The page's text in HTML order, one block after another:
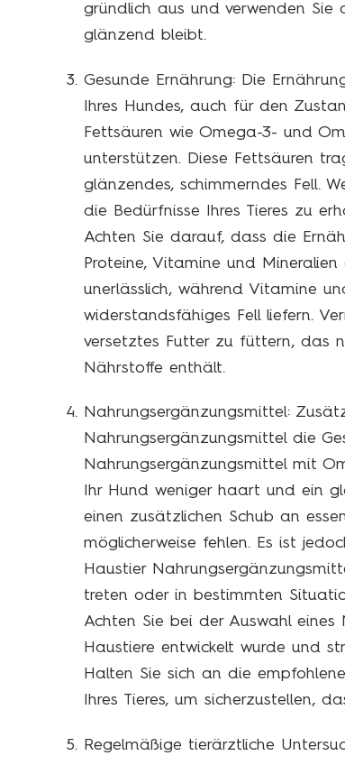
gründlich aus und verwenden Sie
glänzend bleibt.
Gesunde Ernährung: Die
Ihres Hundes, auch für den
Fettsäuren wie Omega-3- und
unterstützen. Diese Fettsäuren
glänzendes, schimmerndes Fell.
die Bedürfnisse Ihres Tieres zu
Achten Sie darauf, dass die
Proteine, Vitamine und
unerlässlich, während Vitamine
widerstandsfähiges Fell liefern.
versetztes Futter zu füttern, das
Nährstoffe enthält.
Nahrungsergänzungsmittel:
Nahrungsergänzungsmittel die
Nahrungsergänzungsmittel mit
Ihr Hund weniger haart und ein
einen zusätzlichen Schub an
möglicherweise fehlen. Es ist
Haustier
treten oder in bestimmten
Achten Sie bei der Auswahl
Haustiere entwickelt wurde und
Halten Sie sich an die
Ihres Tieres, um sicherzustellen,
Regelmäßige tierärztliche